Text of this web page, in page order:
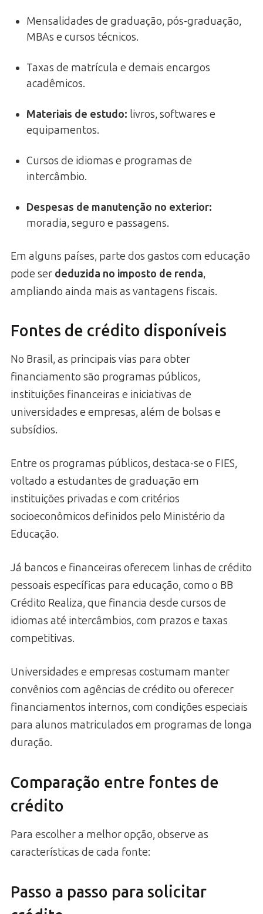
Mensalidades de graduação, pós-graduação,
MBAs e cursos técnicos.
Taxas de matrícula e demais encargos
acadêmicos.
Materiais de estudo: livros, softwares e
equipamentos.
Cursos de idiomas e programas de
intercâmbio.
Despesas de manutenção no exterior:
moradia, seguro e passagens.
Em alguns países, parte dos gastos com educação
pode ser deduzida no imposto de renda,
ampliando ainda mais as vantagens fiscais.
Fontes de crédito disponíveis
No Brasil, as principais vias para obter
financiamento são programas públicos,
instituições financeiras e iniciativas de
universidades e empresas, além de bolsas e
subsídios.
Entre os programas públicos, destaca-se o FIES,
voltado a estudantes de graduação em
instituições privadas e com critérios
socioeconômicos definidos pelo Ministério da
Educação.
Já bancos e financeiras oferecem linhas de crédito
pessoais específicas para educação, como o BB
Crédito Realiza, que financia desde cursos de
idiomas até intercâmbios, com prazos e taxas
competitivas.
Universidades e empresas costumam manter
convênios com agências de crédito ou oferecer
financiamentos internos, com condições especiais
para alunos matriculados em programas de longa
duração.
Comparação entre fontes de
crédito
Para escolher a melhor opção, observe as
características de cada fonte:
Passo a passo para solicitar